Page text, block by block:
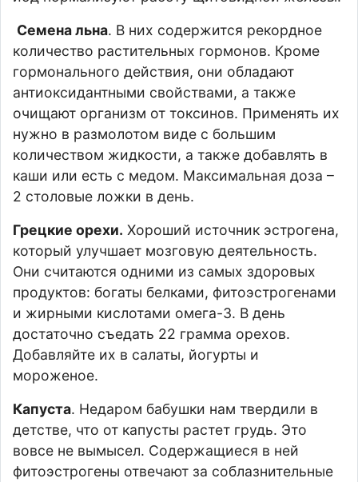
Семена льна. В них содержится рекордное
количество растительных гормонов. Кроме
гормонального действия, они обладают
антиоксидантными свойствами, а также
очищают организм от токсинов. Применять их
нужно в размолотом виде с большим
количеством жидкости, а также добавлять в
каши или есть с медом. Максимальная доза –
2 столовые ложки в день.
Грецкие орехи. Хороший источник эстрогена,
который улучшает мозговую деятельность.
Они считаются одними из самых здоровых
продуктов: богаты белками, фитоэстрогенами
и жирными кислотами омега-3. В день
достаточно съедать 22 грамма орехов.
Добавляйте их в салаты, йогурты и
мороженое.
Капуста. Недаром бабушки нам твердили в
детстве, что от капусты растет грудь. Это
вовсе не вымысел. Содержащиеся в ней
фитоэстрогены отвечают за соблазнительные